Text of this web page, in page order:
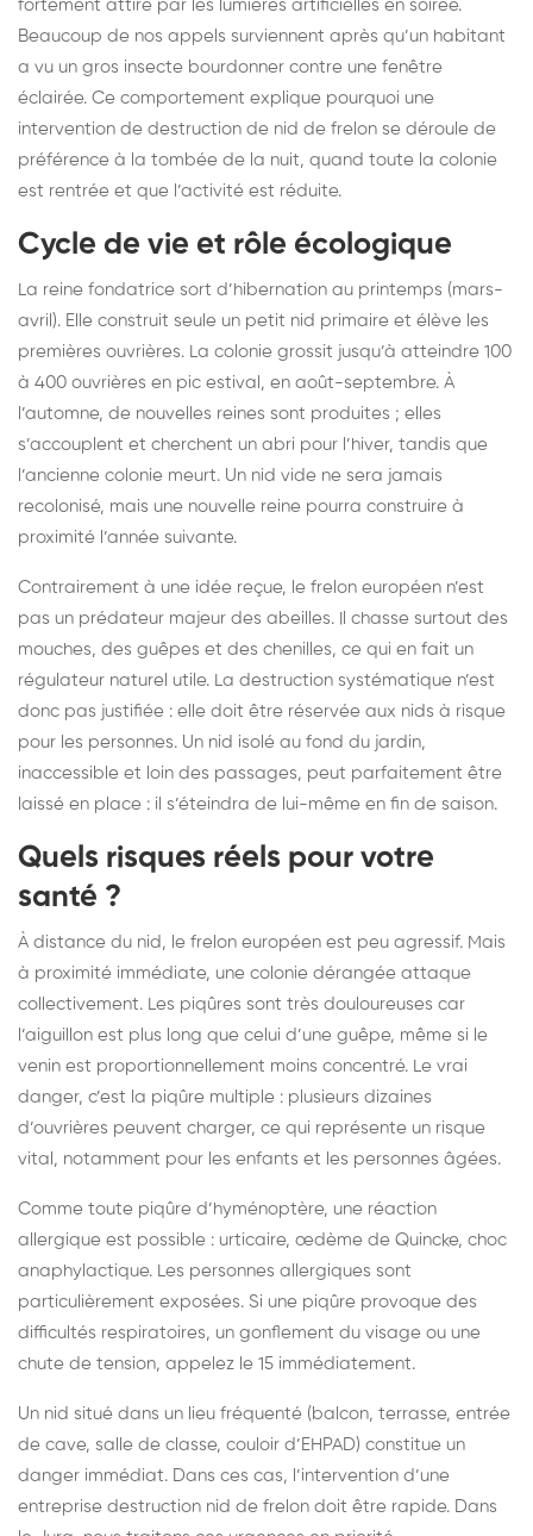
fortement attiré par les lumières artificielles en soirée.
Beaucoup de nos appels surviennent après qu’un habitant
a vu un gros insecte bourdonner contre une fenêtre
éclairée. Ce comportement explique pourquoi une
intervention de destruction de nid de frelon se déroule de
préférence à la tombée de la nuit, quand toute la colonie
est rentrée et que l’activité est réduite.
Cycle de vie et rôle écologique
La reine fondatrice sort d’hibernation au printemps (mars-
avril). Elle construit seule un petit nid primaire et élève les
premières ouvrières. La colonie grossit jusqu’à atteindre 100
à 400 ouvrières en pic estival, en août-septembre. À
l’automne, de nouvelles reines sont produites ; elles
s’accouplent et cherchent un abri pour l’hiver, tandis que
l’ancienne colonie meurt. Un nid vide ne sera jamais
recolonisé, mais une nouvelle reine pourra construire à
proximité l’année suivante.
Contrairement à une idée reçue, le frelon européen n’est
pas un prédateur majeur des abeilles. Il chasse surtout des
mouches, des guêpes et des chenilles, ce qui en fait un
régulateur naturel utile. La destruction systématique n’est
donc pas justifiée : elle doit être réservée aux nids à risque
pour les personnes. Un nid isolé au fond du jardin,
inaccessible et loin des passages, peut parfaitement être
laissé en place : il s’éteindra de lui-même en fin de saison.
Quels risques réels pour votre
santé ?
À distance du nid, le frelon européen est peu agressif. Mais
à proximité immédiate, une colonie dérangée attaque
collectivement. Les piqûres sont très douloureuses car
l’aiguillon est plus long que celui d’une guêpe, même si le
venin est proportionnellement moins concentré. Le vrai
danger, c’est la piqûre multiple : plusieurs dizaines
d’ouvrières peuvent charger, ce qui représente un risque
vital, notamment pour les enfants et les personnes âgées.
Comme toute piqûre d’hyménoptère, une réaction
allergique est possible : urticaire, œdème de Quincke, choc
anaphylactique. Les personnes allergiques sont
particulièrement exposées. Si une piqûre provoque des
difficultés respiratoires, un gonflement du visage ou une
chute de tension, appelez le 15 immédiatement.
Un nid situé dans un lieu fréquenté (balcon, terrasse, entrée
de cave, salle de classe, couloir d’EHPAD) constitue un
danger immédiat. Dans ces cas, l’intervention d’une
entreprise destruction nid de frelon doit être rapide. Dans